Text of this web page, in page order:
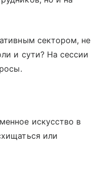
сектором, не
и сути? На сессии
искусство в
или